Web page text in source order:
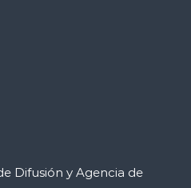
Difusión y Agencia de